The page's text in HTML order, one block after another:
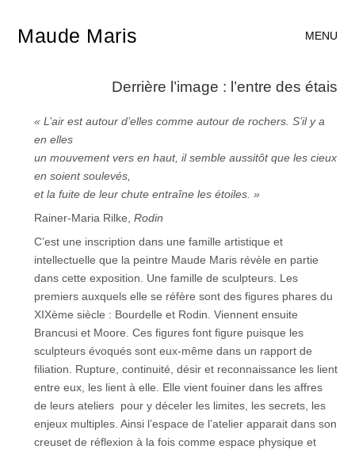
Maude Maris MENU
Derrière l’image : l’entre des étais
« L’air est autour d’elles comme autour de rochers. S’il y a
en elles
un mouvement vers en haut, il semble aussitôt que les cieux
en soient soulevés,
et la fuite de leur chute entraîne les étoiles. »
Rainer-Maria Rilke, Rodin
C’est une inscription dans une famille artistique et
intellectuelle que la peintre Maude Maris révèle en partie
dans cette exposition. Une famille de sculpteurs. Les
premiers auxquels elle se réfère sont des figures phares du
XIXème siècle : Bourdelle et Rodin. Viennent ensuite
Brancusi et Moore. Ces figures font figure puisque les
sculpteurs évoqués sont eux-même dans un rapport de
filiation. Rupture, continuité, désir et reconnaissance les lient
entre eux, les lient à elle. Elle vient fouiner dans les affres
de leurs ateliers pour y déceler les limites, les secrets, les
enjeux multiples. Ainsi l’espace de l’atelier apparait dans son
creuset de réflexion à la fois comme espace physique et